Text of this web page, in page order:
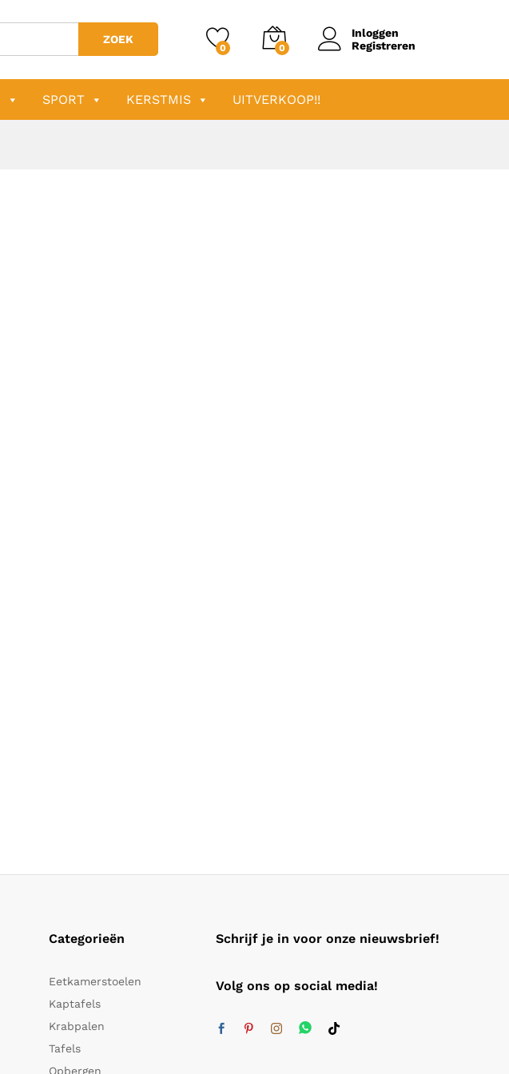
ZOEK
0 0
Inloggen
Registreren
SPORT KERSTMIS UITVERKOOP!!
Categorieën
Eetkamerstoelen
Kaptafels
Krabpalen
Tafels
Opbergen
Schrijf je in voor onze nieuwsbrief!
Volg ons op social media!